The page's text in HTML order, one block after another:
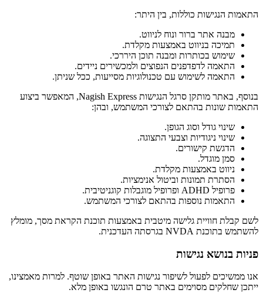
התאמות הנגישות כוללות, בין היתר:
מבנה אתר ברור ונוח לניווט.
תמיכה בניווט באמצעות מקלדת.
שימוש בכותרות ומבנה תוכן היררכי.
התאמה לדפדפנים הנפוצים ולמכשירים ניידים.
התאמה לשימוש עם טכנולוגיות מסייעות, ככל שניתן.
בנוסף, באתר מותקן סרגל הנגישות Nagish Express, המאפשר ביצוע
התאמות שונות בהתאם לצורכי המשתמש, ובהן:
שינוי גודל וסוג הגופן.
שינוי ניגודיות וצבעי התצוגה.
הדגשת קישורים.
סמן מוגדל.
ניווט באמצעות מקלדת.
הסתרת תמונות וביטול אנימציות.
פרופיל ADHD ופרופיל מוגבלות קוגניטיבית.
התאמות נוספות בהתאם לצורכי המשתמש.
לשם קבלת חוויית גלישה מיטבית באמצעות תוכנת הקראת מסך, מומלץ
להשתמש בתוכנת NVDA בגרסתה העדכנית.
פניות בנושא נגישות
אנו ממשיכים לפעול לשיפור נגישות האתר באופן שוטף. למרות מאמצינו,
ייתכן שחלקים מסוימים באתר טרם הונגשו באופן מלא.